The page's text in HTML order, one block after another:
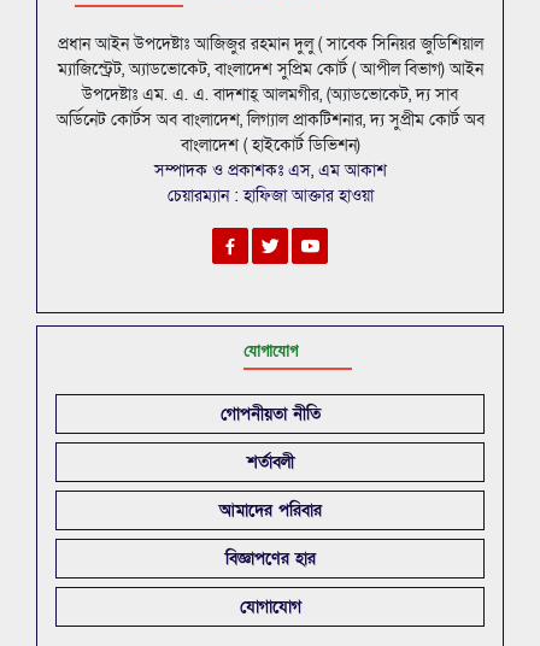
প্রধান আইন উপদেষ্টাঃ আজিজুর রহমান দুলু ( সাবেক সিনিয়র জুডিশিয়াল
ম্যাজিস্ট্রেট, অ্যাডভোকেট, বাংলাদেশ সুপ্রিম কোর্ট ( আপীল বিভাগ) আইন
উপদেষ্টাঃ এম. এ. এ. বাদশাহ্ আলমগীর, (অ্যাডভোকেট, দ্য সাব
অর্ডিনেট কোর্টস অব বাংলাদেশ, লিগ্যাল প্রাকটিশনার, দ্য সুপ্রীম কোর্ট অব
বাংলাদেশ ( হাইকোর্ট ডিভিশন)
সম্পাদক ও প্রকাশকঃ এস, এম আকাশ
চেয়ারম্যান : হাফিজা আক্তার হাওয়া
যোগাযোগ
গোপনীয়তা নীতি
শর্তাবলী
আমাদের পরিবার
বিজ্ঞাপণের হার
যোগাযোগ